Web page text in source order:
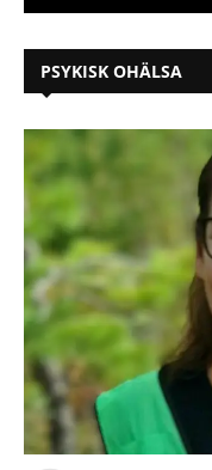
PSYKISK OHÄLSA